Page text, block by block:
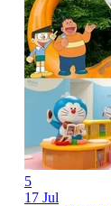
5
17 Jul